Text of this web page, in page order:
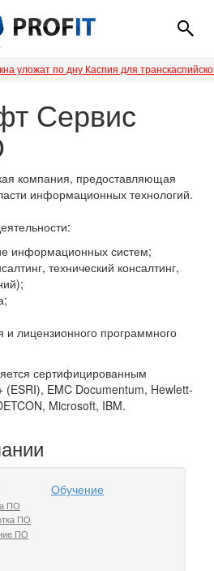
уложат по дну Каспия для
Сервис
компания, предоставляющая
информационных технологий.
информационных систем;
технический консалтинг,
лицензионного программного
сертифицированным
EMC Documentum, Hewlett-
Microsoft, IBM.
ПО
ПО
ПО
Обучение